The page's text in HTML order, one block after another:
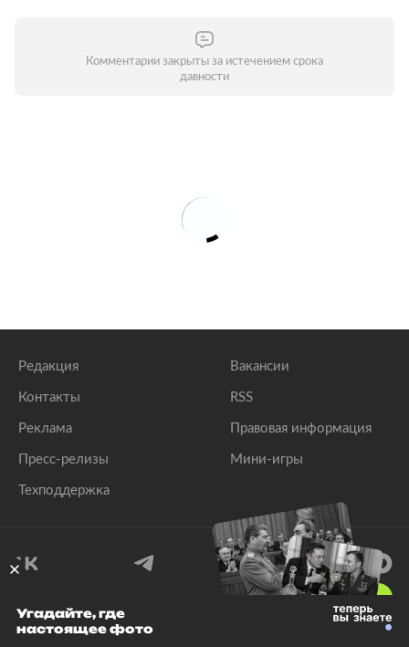
Комментарии закрыты за истечением срока
давности
Редакция
Контакты
Реклама
Пресс-релизы
Техподдержка
Вакансии
RSS
Правовая информация
Мини-игры
© 1999–2026 Все права защищены.
Угадайте, где
настоящее фото